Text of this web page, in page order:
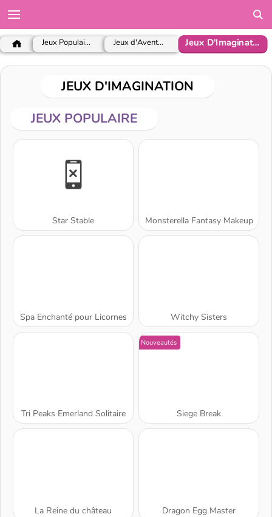
Jeux Populaires Jeux d'Aventure Jeux D'Imagination
JEUX D'IMAGINATION
JEUX POPULAIRE
Star Stable Monsterella Fantasy Makeup
Spa Enchanté pour Licornes Witchy Sisters
Tri Peaks Emerland Solitaire
Nouveautés
Siege Break
La Reine du château Dragon Egg Master